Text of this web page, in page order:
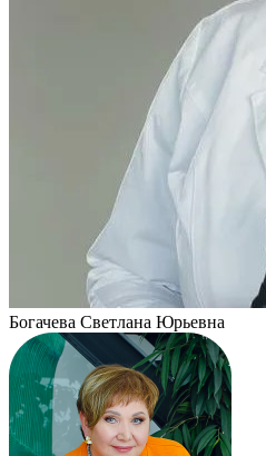
Богачева Светлана Юрьевна